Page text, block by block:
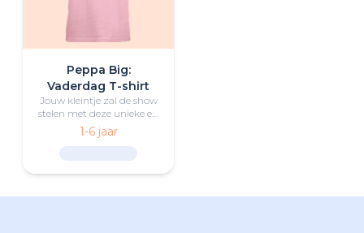
Peppa Big:
Vaderdag T-shirt
Jouw kleintje zal de show
stelen met deze unieke en
kwalitatieve vader en kind
Peppa Big T-shirt.
1-6 jaar